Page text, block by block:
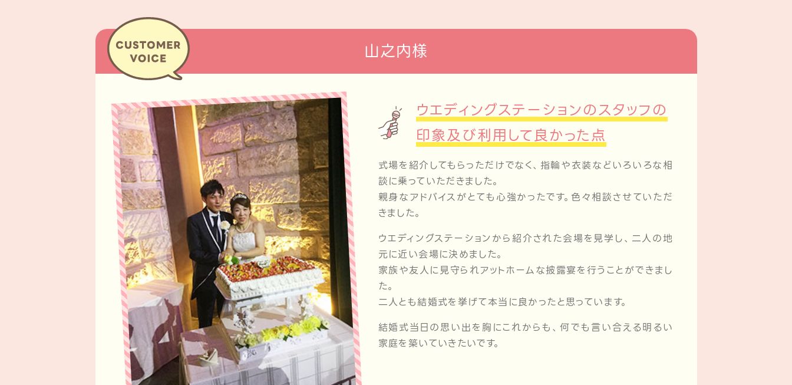
山之内様
ウエディングステーションのスタッフの
印象及び利用して良かった点
式場を紹介してもらっただけでなく、指輪や衣装などいろいろな相
談に乗っていただきました。
親身なアドバイスがとても心強かったです。色々相談させていただ
きました。
ウエディングステーションから紹介された会場を見学し、二人の地
元に近い会場に決めました。
家族や友人に見守られアットホームな披露宴を行うことができまし
た。
二人とも結婚式を挙げて本当に良かったと思っています。
結婚式当日の思い出を胸にこれからも、何でも言い合える明るい
家庭を築いていきたいです。